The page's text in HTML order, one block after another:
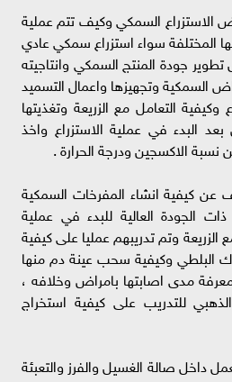
الاستزراع السمكي وكيف تتم عملية
المختلفة سواء استزراع سمكي عادي
جودة المنتج السمكي وانتاجيته
السمكية وتجهيزها واعمال التسميد
وكيفية التعامل مع الزريعة وتغذيتها
بعد البدء في عملية الاستزراع واخذ
نسبة الاكسجين ودرجة الحرارة .
كيفية انشاء المفرخات السمكية
الجودة العالية للبدء في عملية
الزريعة وتم تدريبهم عمليا على كيفية
وكيفية سحب عينة دم منها
ومعرفة مدى اصابتها بامراض وخلافه ،
للتدريب على كيفية استخراج
داخل صالة الغسيل والفرز والتعبئة